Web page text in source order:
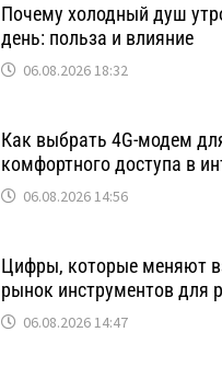
Почему холодный душ
день: польза и влияние
06.08.2026 18:32
Как выбрать 4G-модем
комфортного доступа в
06.08.2026 14:56
Цифры, которые меняют
рынок инструментов для
06.08.2026 14:47